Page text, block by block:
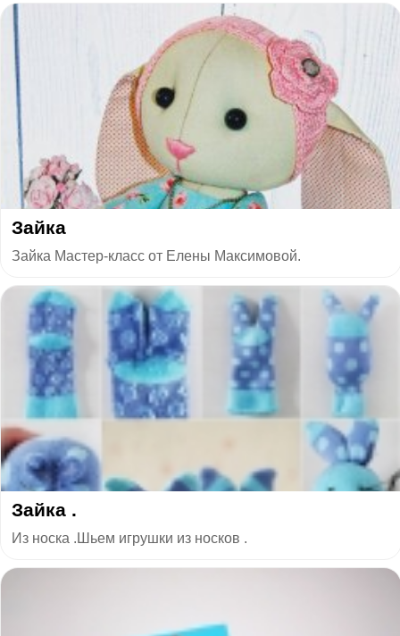
​Зайка
Зайка Мастер-класс от Елены Максимовой.
Зайка .
Из носка .Шьем игрушки из носков .